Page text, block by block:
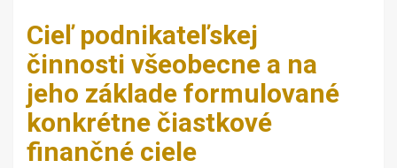
Cieľ podnikateľskej
činnosti všeobecne a na
jeho základe formulované
konkrétne čiastkové
finančné ciele